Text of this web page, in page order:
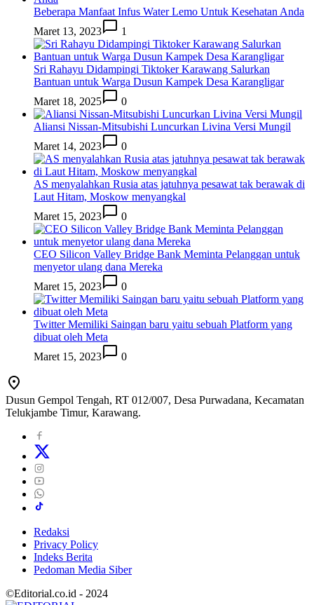
Beberapa Manfaat Infus Water Lemo Untuk Kesehatan Anda
Maret 13, 2023
1
Sri Rahayu Didampingi Tiktoker Karawang Salurkan
Bantuan untuk Warga Dusun Kampek Desa Karangligar
Maret 18, 2025
0
Aliansi Nissan-Mitsubishi Luncurkan Livina Versi Mungil
Maret 14, 2023
0
AS menyalahkan Rusia atas jatuhnya pesawat tak berawak di
Laut Hitam, Moskow menyangkal
Maret 15, 2023
0
CEO Silicon Valley Bridge Bank Meminta Pelanggan untuk
menyetor ulang dana Mereka
Maret 15, 2023
0
Twitter Memiliki Saingan baru yaitu sebuah Platform yang
dibuat oleh Meta
Maret 15, 2023
0
Dusun Gempol Tengah, RT 012/007, Desa Purwadana, Kecamatan
Telukjambe Timur, Karawang.
Redaksi
Privacy Policy
Indeks Berita
Pedoman Media Siber
©Editorial.co.id - 2024